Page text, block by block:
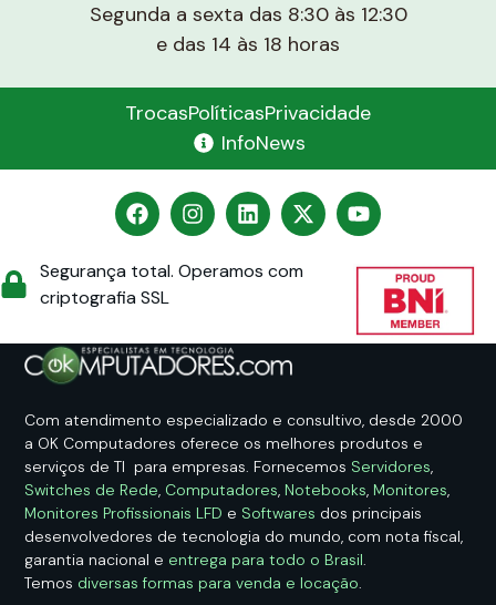
Segunda a sexta das 8:30 às 12:30
e das 14 às 18 horas
TrocasPolíticasPrivacidade
InfoNews
Segurança total. Operamos com
criptografia SSL
Com atendimento especializado e consultivo, desde 2000
a OK Computadores oferece os melhores produtos e
serviços de TI para empresas. Fornecemos Servidores,
Switches de Rede, Computadores, Notebooks, Monitores,
Monitores Profissionais LFD e Softwares dos principais
desenvolvedores de tecnologia do mundo, com nota fiscal,
garantia nacional e entrega para todo o Brasil.
Temos diversas formas para venda e locação.